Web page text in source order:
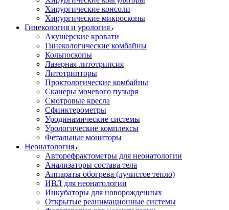
Хирургические консоли
Хирургические микроскопы
Гинекология и урология
Акушерские кровати
Гинекологические комбайны
Кольпоскопы
Лазерная литотрипсия
Литотрипторы
Проктологические комбайны
Сканеры мочевого пузыря
Смотровые кресла
Сфинктерометры
Уродинамические системы
Урологические комплексы
Фетальные мониторы
Неонатология
Авторефрактометры для неонатологии
Анализаторы состава тела
Аппараты обогрева (лучистое тепло)
ИВЛ для неонатологии
Инкубаторы для новорожденных
Открытые реанимационные системы